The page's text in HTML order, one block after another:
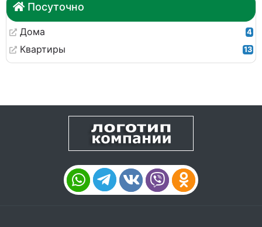
Посуточно
Дома 4
Квартиры 13